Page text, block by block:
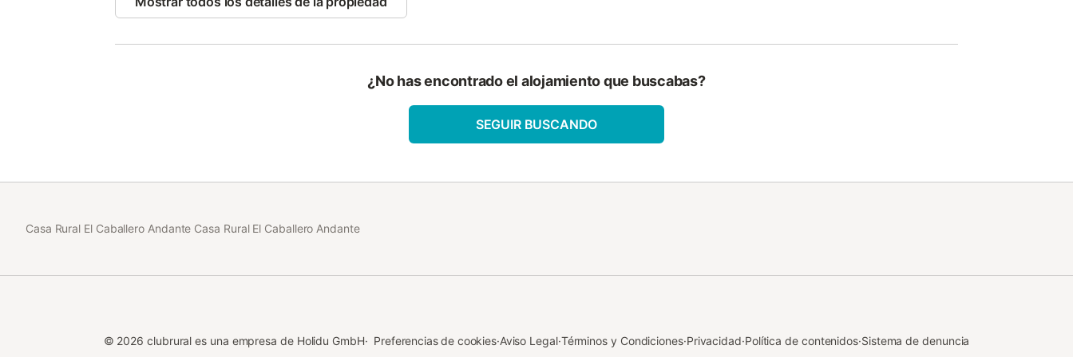
privadas, reuniones familiares, cumpleaños, despedidas de solteros y solteras...
En el exterior dispone de dos terrazas, tres zonas de arbolado de sombra para el descanso de los
clientes, jardin y muebles, columpios, barbacoa grande con parrillas y de obra, piscina privada de
16x8m. con solarium y protegida con valla, aparcamiento dentro de la finca...
¿No has encontrado el alojamiento que buscabas?
SEGUIR BUSCANDO
Casa Rural El Caballero Andante Casa Rural El Caballero Andante
© 2026 clubrural es una empresa de Holidu GmbH· Preferencias de cookies·Aviso Legal·Términos y Condiciones·Privacidad·Política de contenidos·Sistema de denuncia